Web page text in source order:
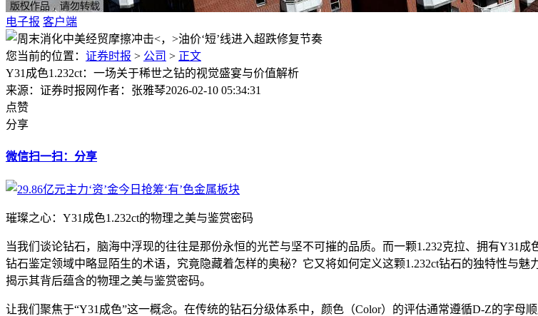
电子报 客户端
您当前的位置： 证券时报 > 公司 > 正文
Y31成色1.232ct：一场关于稀世之钻的视觉盛宴与价值解析
来源：证券时报网作者：张雅琴2026-02-10 05:34:31
点赞
分享
微信扫一扫：分享
璀璨之心：Y31成色1.232ct的物理之美与鉴赏密码
当我们谈论钻石，脑海中浮现的往往是那份永恒的光芒与坚不可摧的品质。而一颗1.232克拉、拥有Y31
钻石鉴定领域中略显陌生的术语，究竟隐藏着怎样的奥秘？它又将如何定义这颗1.232ct钻石的独特性与
揭示其背后蕴含的物理之美与鉴赏密码。
让我们聚焦于“Y31成色”这一概念。在传统的钻石分级体系中，颜色（Color）的评估通常遵循D-Z的字